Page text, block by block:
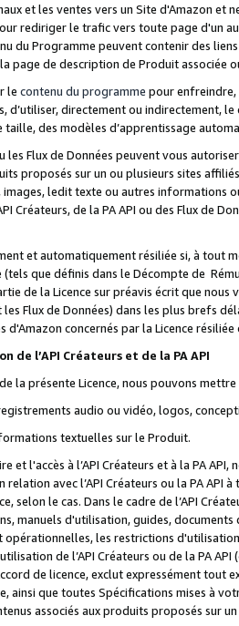
et les ventes vers un Site d'Amazon et
rediriger le trafic vers toute page d'un
du Programme peuvent contenir des
page de description de Produit associée
le contenu du programme pour
d’utiliser, directement ou indirectement,
des modèles d’apprentissage
les Flux de Données peuvent vous
proposés sur un ou plusieurs sites
ledit texte ou autres informations
Créateurs, de la PA API ou des Flux de
et automatiquement résiliée si, à
que définis dans le Décompte de
de la Licence sur préavis écrit que
les Flux de Données) dans les plus
d'Amazon concernés par la Licence
de l’API Créateurs et de la PA API
la présente Licence, nous pouvons
audio ou vidéo, logos,
textuelles sur le Produit.
et l'accès à l’API Créateurs et à la PA
avec l’API Créateurs ou la PA
selon le cas. Dans le cadre de l’API
manuels d'utilisation, guides,
les restrictions
de l’API Créateurs ou de la PA
de licence, exclut expressément tout
ainsi que toutes Spécifications mises à
associés aux produits proposés sur